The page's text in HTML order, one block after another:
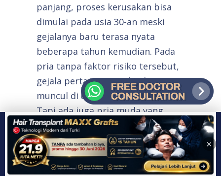
panjang, proses kerusakan bisa
dimulai pada usia 30-an meski
gejalanya baru terasa nyata
beberapa tahun kemudian. Pada
pria tanpa faktor risiko tersebut,
gejala pertama mungkin baru
muncul di usia yang lebih tua.
Tapi ada juga pria muda yang
mengalami gejala awal karena
faktor psikologis atau gaya hidup
yang dominan.
×